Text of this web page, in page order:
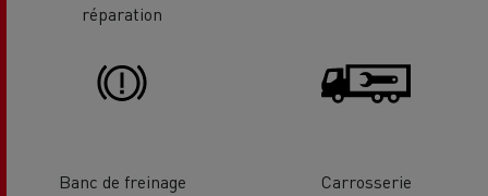
réparation
Banc de freinage Carrosserie